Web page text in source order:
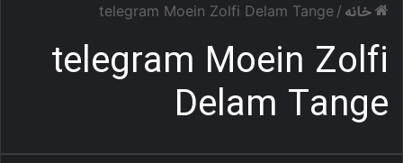
ب
ر
خانه /
telegram Moein Zolfi Delam Tange
telegram Moein Zolfi
Delam Tange